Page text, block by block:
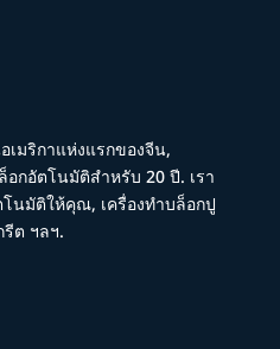
มริกาแห่งแรกของจีน,
กอัตโนมัติสำหรับ 20 ปี. เรา
นมัติให้คุณ, เครื่องทำบล็อกปู
ต ฯลฯ.